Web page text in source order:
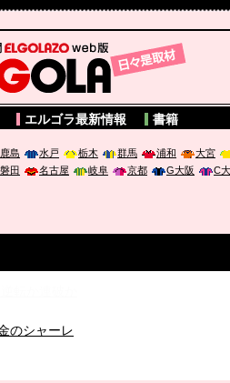
BLOGOLA
エルゴラ最新情報 書籍
鹿島 水戸 栃木 群馬 浦和
大宮
磐田 名古屋 岐阜 京都 G大阪
C
のシャーレ